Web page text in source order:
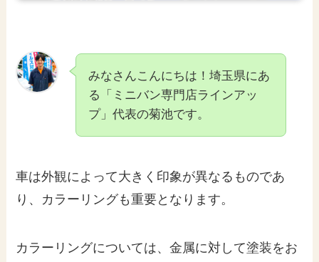
みなさんこんにちは！埼玉県にあ
る「ミニバン専門店ラインアッ
プ」代表の菊池です。
車は外観によって大きく印象が異なるものであ
り、カラーリングも重要となります。
カラーリングについては、金属に対して塗装をお